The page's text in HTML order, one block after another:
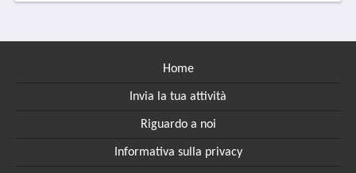
Home
Invia la tua attività
Riguardo a noi
Informativa sulla privacy